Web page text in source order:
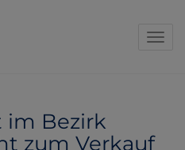
im Bezirk
zum Verkauf